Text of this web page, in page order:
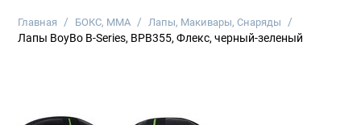
Главная / БОКС, ММА / Лапы, Макивары, Снаряды
/
Лапы BoyBo B-Series, BPB355, Флекс, черный-зеленый